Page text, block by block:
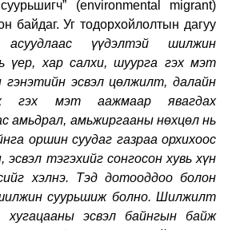
(environmental migrant)
байдаг. Уг тодорхойлолтын дагуу
асуудлаас үүдэлтэй шилжин
үер, хар салхи, шуурга гэх мэт
гэнэтийн эсвэл цөлжилт, далайн
гэх мэт аажмаар явагдах
амьдрал, амьжиргааны нөхцөл нь
оршин суудаг газраа орхихоос
эсвэл тэгэхийг сонгосон хувь хүн
хэлнэ. Тэд дотооддоо болон
суурьшиж болно. Шилжилт
хугацааны эсвэл байнгын байж